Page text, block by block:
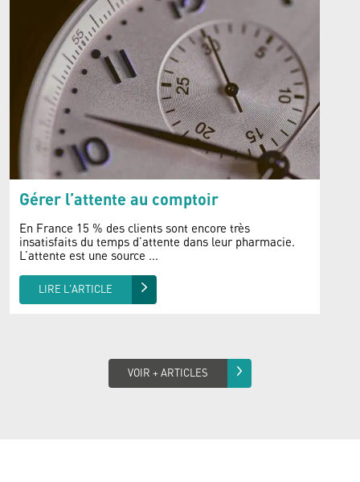
Gérer l’attente au comptoir
En France 15 % des clients sont encore très
insatisfaits du temps d’attente dans leur pharmacie.
L’attente est une source ...
LIRE L'ARTICLE
VOIR + ARTICLES